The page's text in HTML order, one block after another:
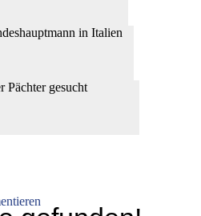
in Italien
Pächter gesucht